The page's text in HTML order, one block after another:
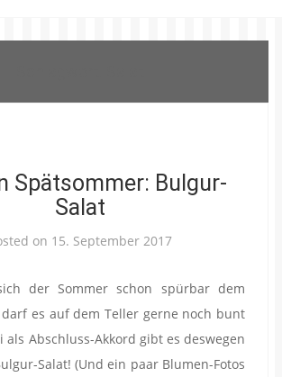
Spätsommer: Bulgur-
Salat
on 15. September 2017
der Sommer schon spürbar dem
darf es auf dem Teller gerne noch bunt
als Abschluss-Akkord gibt es deswegen
Salat! (Und ein paar Blumen-Fotos